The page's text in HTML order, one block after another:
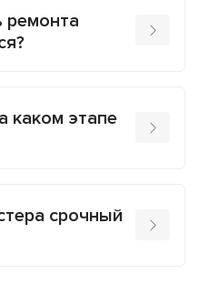
ремонта
каком этапе
срочный